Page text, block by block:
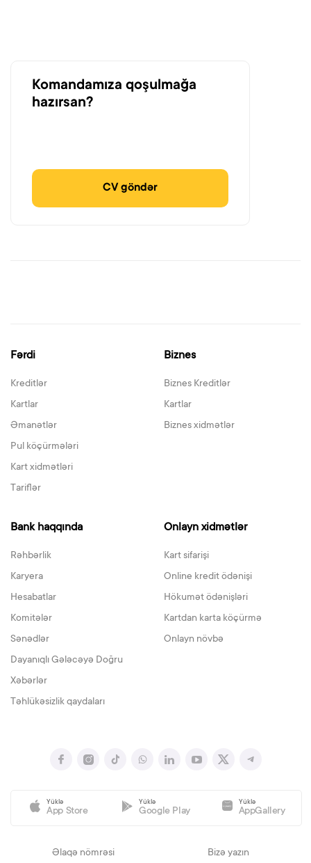
Komandamıza qoşulmağa
hazırsan?
CV göndər
Fərdi
Kreditlər
Kartlar
Əmanətlər
Pul köçürmələri
Kart xidmətləri
Tariflər
Biznes
Biznes Kreditlər
Kartlar
Biznes xidmətlər
Bank haqqında
Rəhbərlik
Karyera
Hesabatlar
Komitələr
Sənədlər
Dayanıqlı Gələcəyə Doğru
Xəbərlər
Təhlükəsizlik qaydaları
Onlayn xidmətlər
Kart sifarişi
Online kredit ödənişi
Hökumət ödənişləri
Kartdan karta köçürmə
Onlayn növbə
Yüklə
App Store
Yüklə
Google Play
Yüklə
AppGallery
Əlaqə nömrəsi Bizə yazın